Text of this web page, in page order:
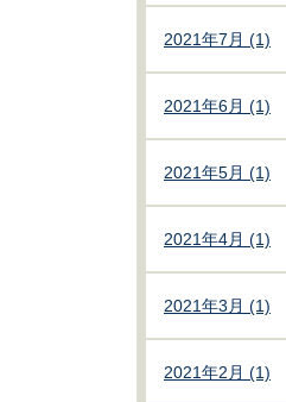
2021年7月 (1)
2021年6月 (1)
2021年5月 (1)
2021年4月 (1)
2021年3月 (1)
2021年2月 (1)